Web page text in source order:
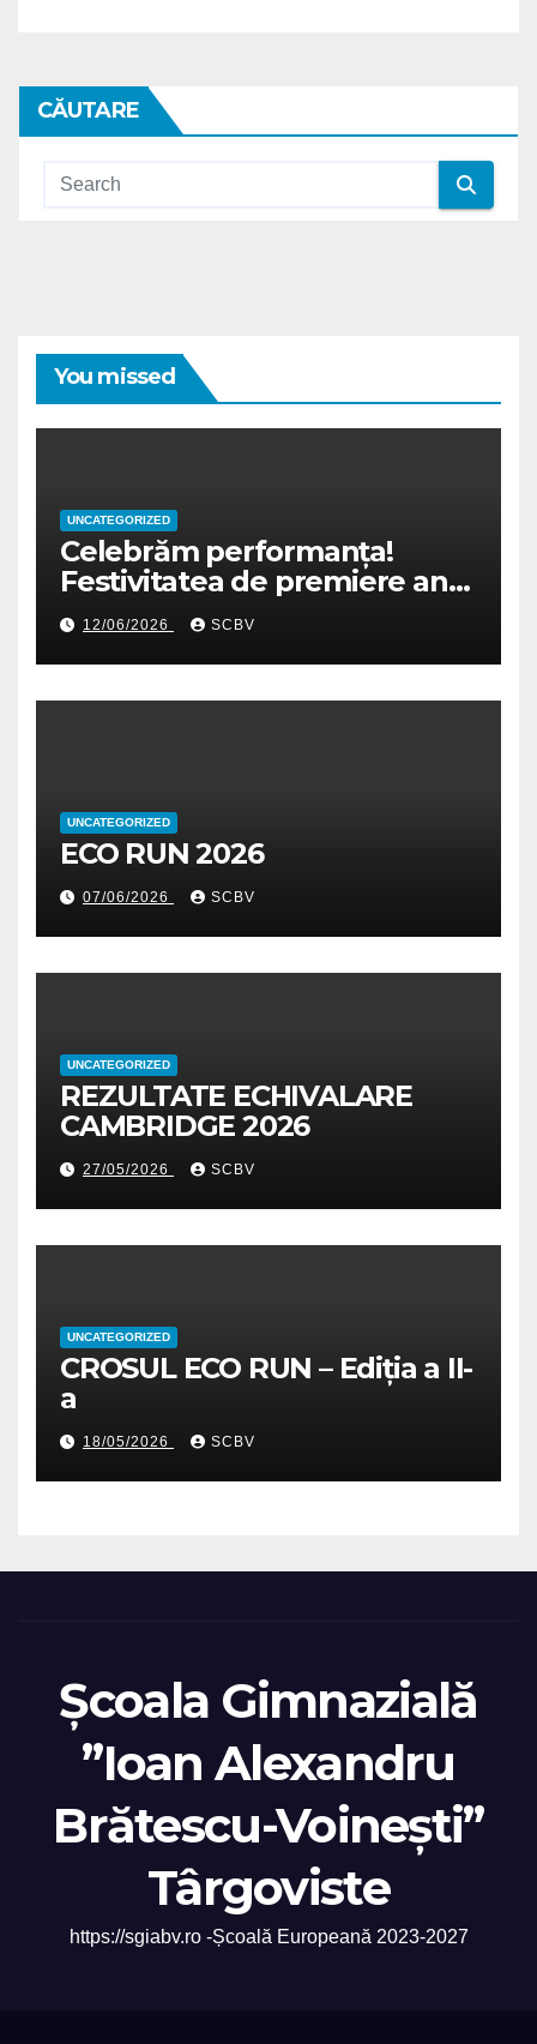
CĂUTARE
You missed
UNCATEGORIZED
Celebrăm performanța!
Festivitatea de premiere an
școlar 2025-2026
12/06/2026 SCBV
UNCATEGORIZED
ECO RUN 2026
07/06/2026 SCBV
UNCATEGORIZED
REZULTATE ECHIVALARE
CAMBRIDGE 2026
27/05/2026 SCBV
UNCATEGORIZED
CROSUL ECO RUN – Ediția a II-
a
18/05/2026 SCBV
Școala Gimnazială
”Ioan Alexandru
Brătescu-Voinești”
Târgoviste
https://sgiabv.ro -Școală Europeană 2023-2027